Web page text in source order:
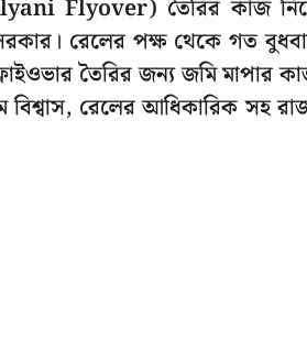
Flyover) তৈরির কাজ
রেলের পক্ষ থেকে গত
তৈরির জন্য জমি মাপার
রেলের আধিকারিক সহ